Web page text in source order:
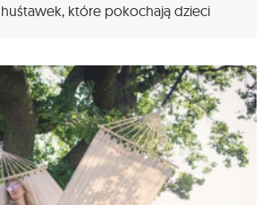
które pokochają dzieci